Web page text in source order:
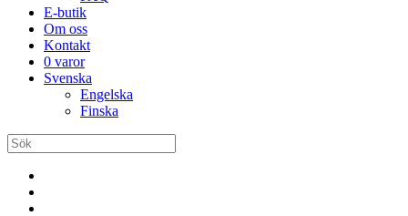
E-butik
Om oss
Kontakt
0 varor
Svenska
Engelska
Finska